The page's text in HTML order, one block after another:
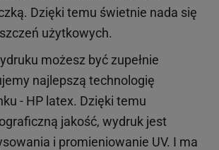
Dzięki temu świetnie nada się
użytkowych.
możesz być zupełnie
najlepszą technologię
- HP latex. Dzięki temu
jakość, wydruk jest
i promieniowanie UV. I ma